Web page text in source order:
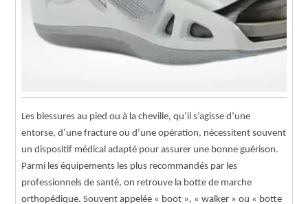
Les blessures au pied ou à la cheville, qu’il s’agisse d’une
entorse, d’une fracture ou d’une opération, nécessitent souvent
un dispositif médical adapté pour assurer une bonne guérison.
Parmi les équipements les plus recommandés par les
professionnels de santé, on retrouve la botte de marche
orthopédique. Souvent appelée « boot », « walker » ou « botte